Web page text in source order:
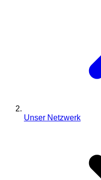
Unser Netzwerk